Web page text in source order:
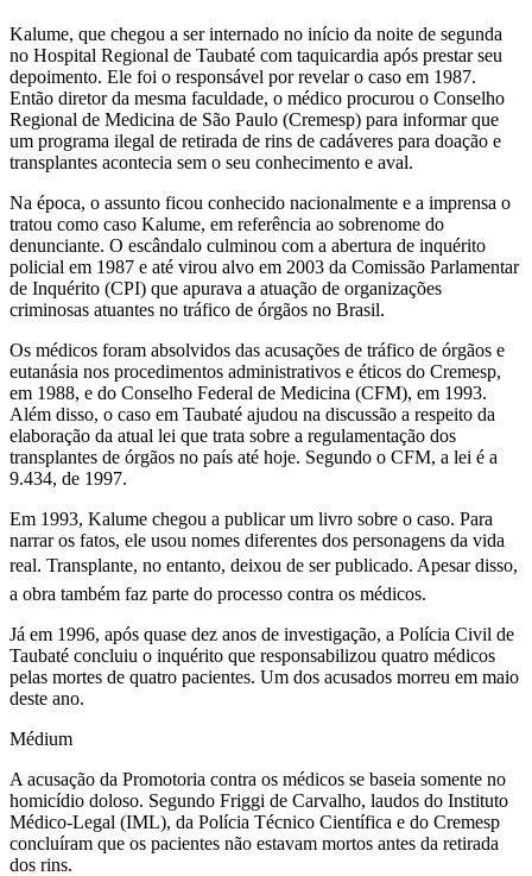
Kalume, que chegou a ser internado no início da noite de segunda
no Hospital Regional de Taubaté com taquicardia após prestar seu
depoimento. Ele foi o responsável por revelar o caso em 1987.
Então diretor da mesma faculdade, o médico procurou o Conselho
Regional de Medicina de São Paulo (Cremesp) para informar que
um programa ilegal de retirada de rins de cadáveres para doação e
transplantes acontecia sem o seu conhecimento e aval.
Na época, o assunto ficou conhecido nacionalmente e a imprensa o
tratou como caso Kalume, em referência ao sobrenome do
denunciante. O escândalo culminou com a abertura de inquérito
policial em 1987 e até virou alvo em 2003 da Comissão Parlamentar
de Inquérito (CPI) que apurava a atuação de organizações
criminosas atuantes no tráfico de órgãos no Brasil.
Os médicos foram absolvidos das acusações de tráfico de órgãos e
eutanásia nos procedimentos administrativos e éticos do Cremesp,
em 1988, e do Conselho Federal de Medicina (CFM), em 1993.
Além disso, o caso em Taubaté ajudou na discussão a respeito da
elaboração da atual lei que trata sobre a regulamentação dos
transplantes de órgãos no país até hoje. Segundo o CFM, a lei é a
9.434, de 1997.
Em 1993, Kalume chegou a publicar um livro sobre o caso. Para
narrar os fatos, ele usou nomes diferentes dos personagens da vida
real. Transplante, no entanto, deixou de ser publicado. Apesar disso,
a obra também faz parte do processo contra os médicos.
Já em 1996, após quase dez anos de investigação, a Polícia Civil de
Taubaté concluiu o inquérito que responsabilizou quatro médicos
pelas mortes de quatro pacientes. Um dos acusados morreu em maio
deste ano.
Médium
A acusação da Promotoria contra os médicos se baseia somente no
homicídio doloso. Segundo Friggi de Carvalho, laudos do Instituto
Médico-Legal (IML), da Polícia Técnico Científica e do Cremesp
concluíram que os pacientes não estavam mortos antes da retirada
dos rins.